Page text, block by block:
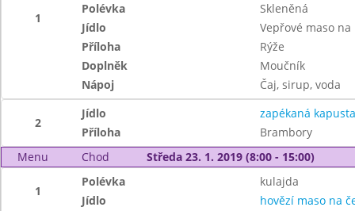
1
Polévka
Skleněná
Jídlo
Vepřové maso
Příloha
Rýže
Doplněk
Moučník
Nápoj
Čaj, sirup, voda
2
Jídlo
zapékaná kapusta
Příloha
Brambory
Menu
Chod Středa 23. 1. 2019 (8:00 - 15:00)
1
Polévka
kulajda
Jídlo
hovězí maso na